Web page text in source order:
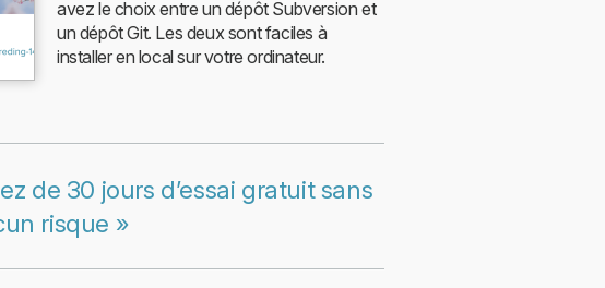
avez le choix entre un dépôt Subversion et
un dépôt Git. Les deux sont faciles à
installer en local sur votre ordinateur.
de 30 jours d’essai gratuit sans
risque »